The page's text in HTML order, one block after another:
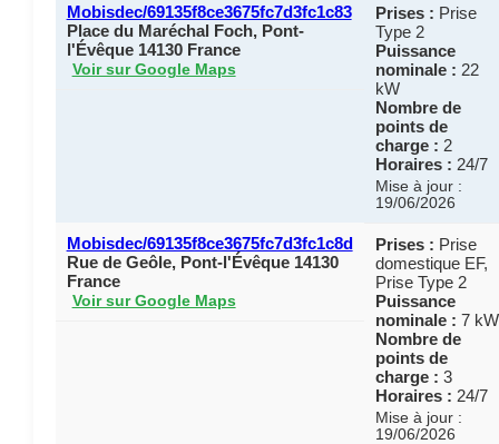
Mobisdec/69135f8ce3675fc7d3fc1c83
Place du Maréchal Foch, Pont-
l'Évêque 14130 France
Voir sur Google Maps
Prises : Prise
Type 2
Puissance
nominale : 22
kW
Nombre de
points de
charge : 2
Horaires : 24/7
Mise à jour :
19/06/2026
Mobisdec/69135f8ce3675fc7d3fc1c8d
Rue de Geôle, Pont-l'Évêque 14130
France
Voir sur Google Maps
Prises : Prise
domestique EF,
Prise Type 2
Puissance
nominale : 7 kW
Nombre de
points de
charge : 3
Horaires : 24/7
Mise à jour :
19/06/2026